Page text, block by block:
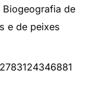
Biogeografia de
e de peixes